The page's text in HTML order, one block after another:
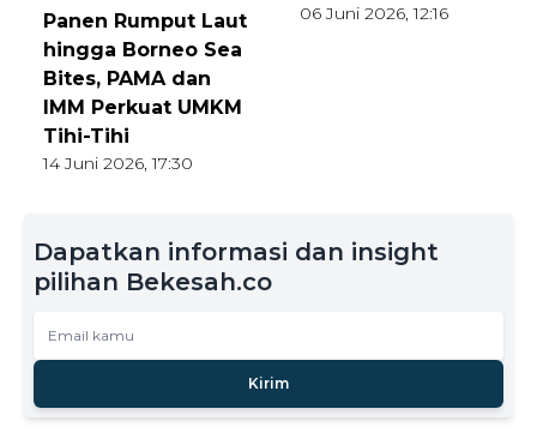
Panen Rumput Laut
hingga Borneo Sea
Bites, PAMA dan
IMM Perkuat UMKM
Tihi-Tihi
14 Juni 2026, 17:30
06 Juni 2026, 12:16
Dapatkan informasi dan insight
pilihan Bekesah.co
Kirim